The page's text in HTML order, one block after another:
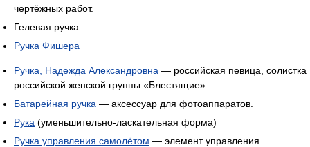
чертёжных работ.
Гелевая ручка
Ручка Фишера
Ручка, Надежда Александровна — российская певица, солистка
российской женской группы «Блестящие».
Батарейная ручка — аксессуар для фотоаппаратов.
Рука (уменьшительно-ласкательная форма)
Ручка управления самолётом — элемент управления